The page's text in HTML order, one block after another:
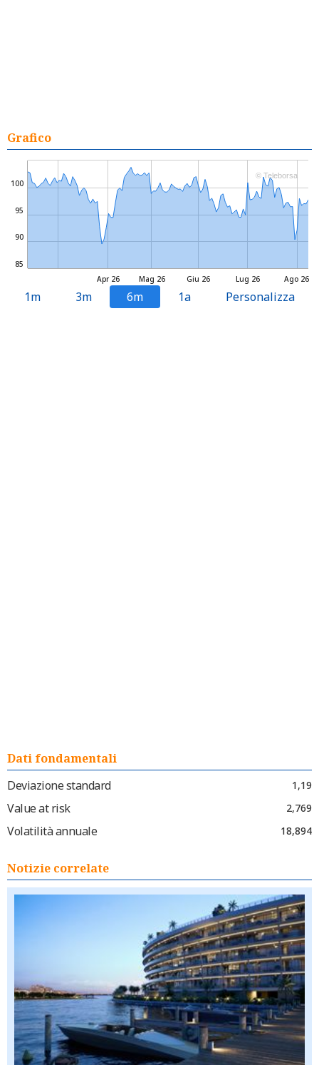
Grafico
Mag 26 Lug 26
Apr 26 Giu 26 Ago 26
85
90
95
100
© Teleborsa
1m 3m 6m 1a Personalizza
Dati fondamentali
Deviazione standard
1,19
Value at risk 2,769
Volatilità annuale 18,894
Notizie correlate